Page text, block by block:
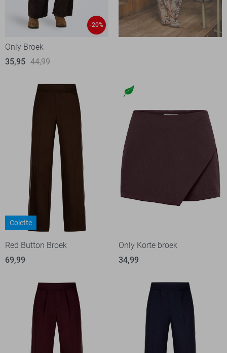
-20%
Only Broek
35,95 44,99
Colette
Red Button Broek
69,99
Only Korte broek
34,99